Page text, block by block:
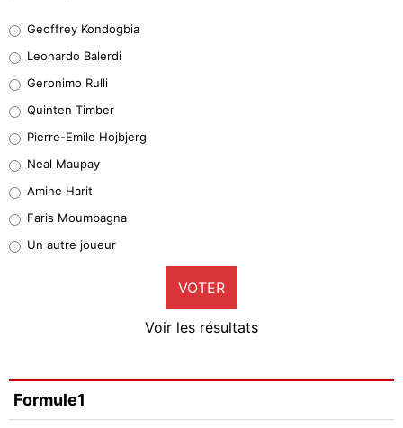
38%
32%
5%
1%
8%
Faris Moumbagna
4%
Geoffrey Kondogbia
Leonardo Balerdi
Geronimo Rulli
Quinten Timber
Pierre-Emile Hojbjerg
Neal Maupay
Amine Harit
Faris Moumbagna
Un autre joueur
VOTER
Voir les résultats
Formule1